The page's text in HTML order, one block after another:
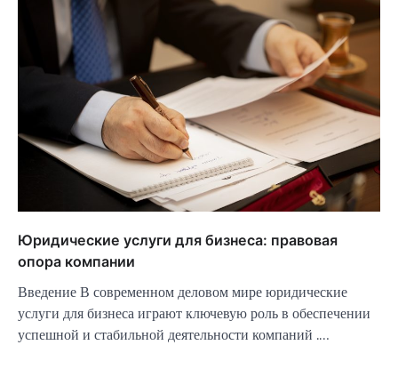
Юридические услуги для бизнеса: правовая
опора компании
Введение В современном деловом мире юридические
услуги для бизнеса играют ключевую роль в обеспечении
успешной и стабильной деятельности компаний .…